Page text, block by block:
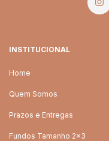
INSTITUCIONAL
Home
Quem Somos
Prazos e Entregas
Fundos Tamanho 2x3